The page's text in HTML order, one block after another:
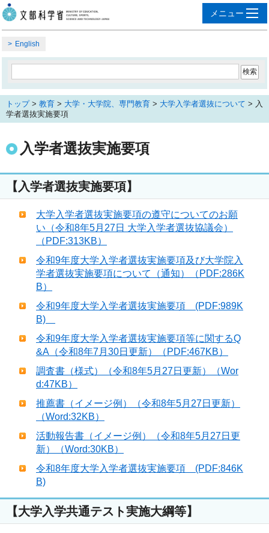
English
トップ> 教育 > 大学・大学院、専門教育 > 大学入学者選抜について > 入
学者選抜実施要項
入学者選抜実施要項
【入学者選抜実施要項】
大学入学者選抜実施要項の遵守についてのお願
い（令和8年5月27日 大学入学者選抜協議会）
（PDF:313KB）
令和9年度大学入学者選抜実施要項及び大学院入
学者選抜実施要項について（通知）（PDF:286K
B）
令和9年度大学入学者選抜実施要項 (PDF:989K
B)
令和9年度大学入学者選抜実施要項等に関するQ
&A（令和8年7月30日更新）（PDF:467KB）
調査書（様式）（令和8年5月27日更新）（Wor
d:47KB）
推薦書（イメージ例）（令和8年5月27日更新）
（Word:32KB）
活動報告書（イメージ例）（令和8年5月27日更
新）（Word:30KB）
令和8年度大学入学者選抜実施要項 (PDF:846K
B)
【大学入学共通テスト実施大綱等】